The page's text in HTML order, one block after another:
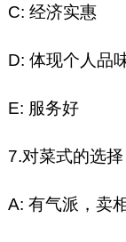
C: 经济实惠
D: 体现个人品
E: 服务好
7.对菜式的选
A: 有气派，卖